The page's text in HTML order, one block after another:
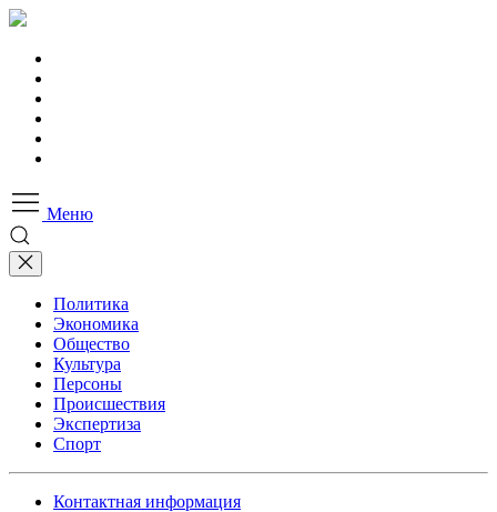
Меню
Политика
Экономика
Общество
Культура
Персоны
Происшествия
Экспертиза
Спорт
Контактная информация